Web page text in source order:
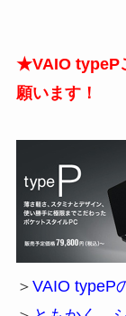
★VAIO typeP
願います！
＞ VAIO typeP